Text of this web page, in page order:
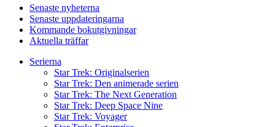
Senaste nyheterna
Senaste uppdateringarna
Kommande bokutgivningar
Aktuella träffar
Serierna
Star Trek: Originalserien
Star Trek: Den animerade serien
Star Trek: The Next Generation
Star Trek: Deep Space Nine
Star Trek: Voyager